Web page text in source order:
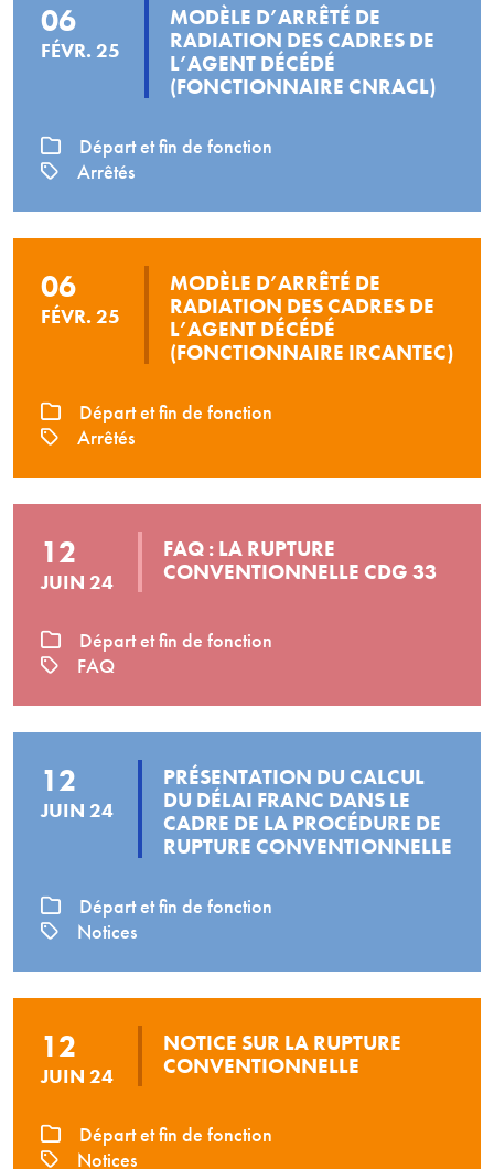
06
FÉVR. 25
MODÈLE D’ARRÊTÉ DE
RADIATION DES CADRES DE
L’AGENT DÉCÉDÉ
(FONCTIONNAIRE CNRACL)
Départ et fin de fonction
Arrêtés
06
FÉVR. 25
MODÈLE D’ARRÊTÉ DE
RADIATION DES CADRES DE
L’AGENT DÉCÉDÉ
(FONCTIONNAIRE IRCANTEC)
Départ et fin de fonction
Arrêtés
12
JUIN 24
FAQ : LA RUPTURE
CONVENTIONNELLE CDG 33
Départ et fin de fonction
FAQ
12
JUIN 24
PRÉSENTATION DU CALCUL
DU DÉLAI FRANC DANS LE
CADRE DE LA PROCÉDURE DE
RUPTURE CONVENTIONNELLE
Départ et fin de fonction
Notices
12
JUIN 24
NOTICE SUR LA RUPTURE
CONVENTIONNELLE
Départ et fin de fonction
Notices